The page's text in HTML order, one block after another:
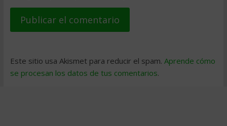
Este sitio usa Akismet para reducir el spam. Aprende cómo
se procesan los datos de tus comentarios.